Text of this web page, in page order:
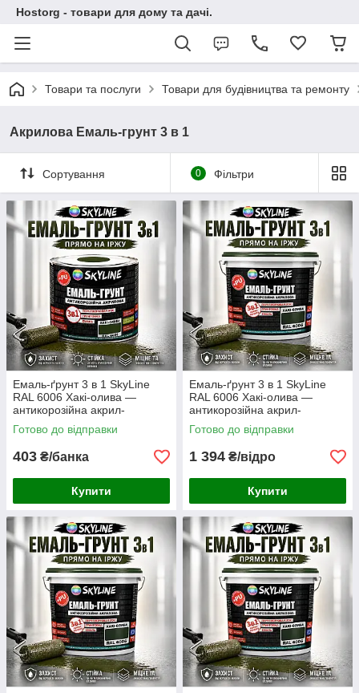
Hostorg - товари для дому та дачі.
Товари та послуги Товари для будівництва та ремонту
Акрилова Емаль-грунт 3 в 1
Сортування 0 Фільтри
Емаль-ґрунт 3 в 1 SkyLine
RAL 6006 Хакі-олива —
антикорозійна акрил-
поліуретанова фарба по
металу без запаху, 0.9 кг
Готово до відправки
403 ₴/банка
Купити
Емаль-ґрунт 3 в 1 SkyLine
RAL 6006 Хакі-олива —
антикорозійна акрил-
поліуретанова матова фарба
по металу та іржі без запаху
Готово до відправки
1 394 ₴/відро
Купити